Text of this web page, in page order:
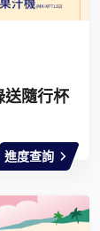
隨行杯
進度查詢